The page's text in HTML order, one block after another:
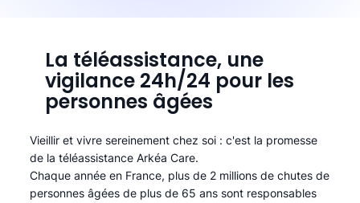
La téléassistance, une
vigilance 24h/24 pour les
personnes âgées
Vieillir et vivre sereinement chez soi : c'est la promesse
de la téléassistance Arkéa Care.
Chaque année en France, plus de 2 millions de chutes de
personnes âgées de plus de 65 ans sont responsables